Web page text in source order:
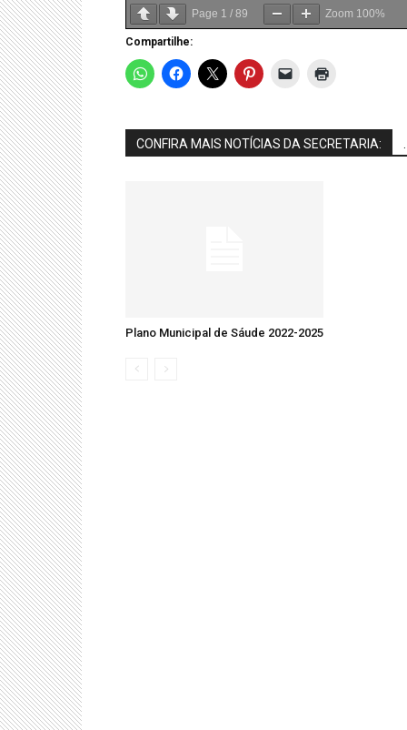
Page 1 / 89 Zoom 100%
Compartilhe:
CONFIRA MAIS NOTÍCIAS DA SECRETARIA: .
Plano Municipal de Sáude 2022-2025